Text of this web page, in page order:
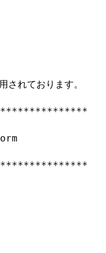
されております。